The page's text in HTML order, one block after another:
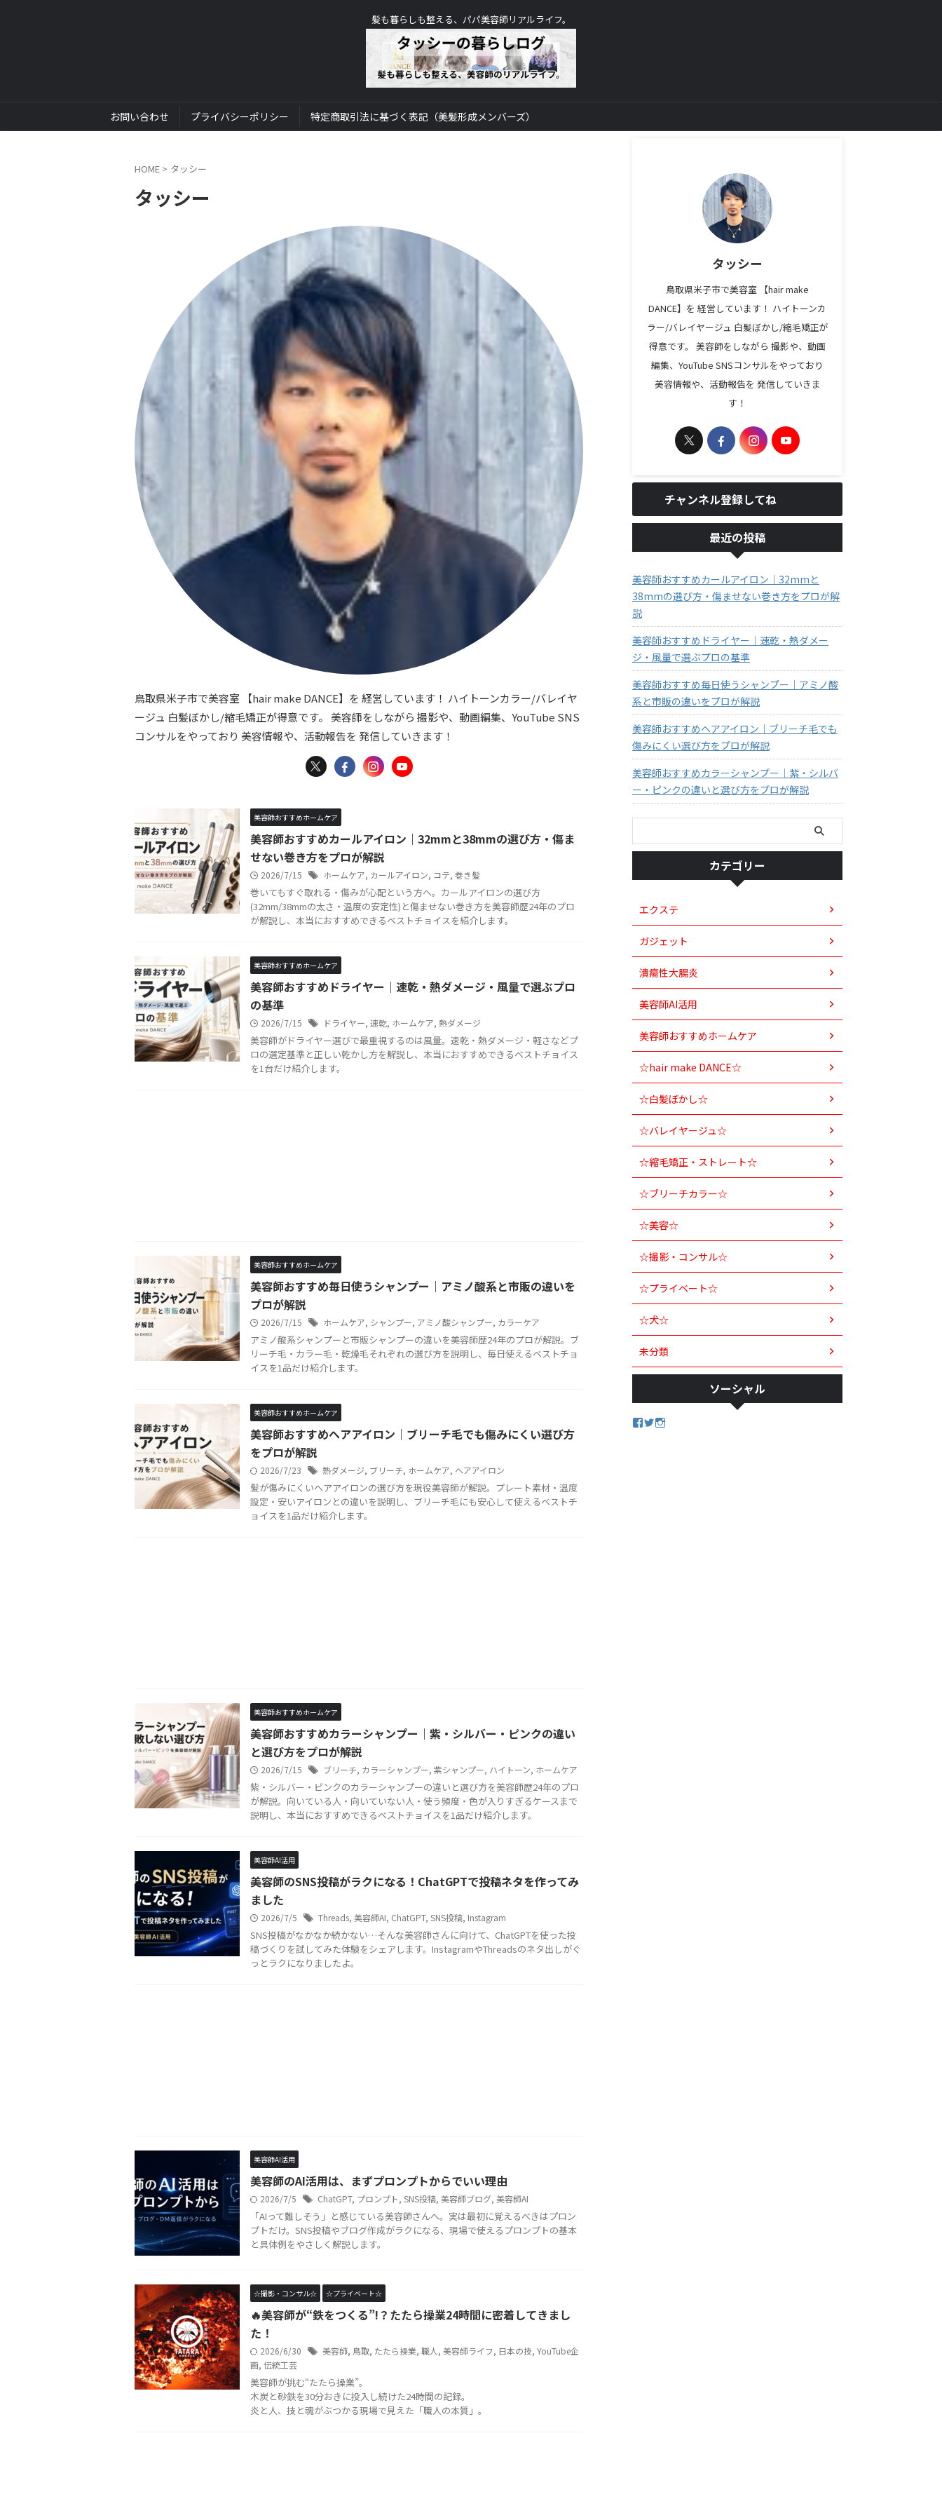
髪も暮らしも整える、パパ美容師リアルライフ。
お問い合わせ プライバシーポリシー 特定商取引法に基づく表記（美髪形成メンバーズ）
HOME > タッシー
タッシー
鳥取県米子市で美容室 【hair make DANCE】を 経営しています！ ハイトーンカラー/バレイヤ
ージュ 白髪ぼかし/縮毛矯正が得意です。 美容師をしながら 撮影や、動画編集、YouTube SNS
コンサルをやっており 美容情報や、活動報告を 発信していきます！
美容師おすすめホームケア
美容師おすすめカールアイロン｜32mmと38mmの選び方・傷ま
せない巻き方をプロが解説
2026/7/15 ホームケア, カールアイロン, コテ, 巻き髪
巻いてもすぐ取れる・傷みが心配という方へ。カールアイロンの選び方
(32mm/38mmの太さ・温度の安定性)と傷ませない巻き方を美容師歴24年のプロ
が解説し、本当におすすめできるベストチョイスを紹介します。
美容師おすすめホームケア
美容師おすすめドライヤー｜速乾・熱ダメージ・風量で選ぶプロ
の基準
2026/7/15 ドライヤー, 速乾, ホームケア, 熱ダメージ
美容師がドライヤー選びで最重視するのは風量。速乾・熱ダメージ・軽さなどプ
ロの選定基準と正しい乾かし方を解説し、本当におすすめできるベストチョイス
を1台だけ紹介します。
美容師おすすめホームケア
美容師おすすめ毎日使うシャンプー｜アミノ酸系と市販の違いを
プロが解説
2026/7/15 ホームケア, シャンプー, アミノ酸シャンプー, カラーケア
アミノ酸系シャンプーと市販シャンプーの違いを美容師歴24年のプロが解説。ブ
リーチ毛・カラー毛・乾燥毛それぞれの選び方を説明し、毎日使えるベストチョ
イスを1品だけ紹介します。
美容師おすすめホームケア
美容師おすすめヘアアイロン｜ブリーチ毛でも傷みにくい選び方
をプロが解説
2026/7/23 熱ダメージ, ブリーチ, ホームケア, ヘアアイロン
髪が傷みにくいヘアアイロンの選び方を現役美容師が解説。プレート素材・温度
設定・安いアイロンとの違いを説明し、ブリーチ毛にも安心して使えるベストチ
ョイスを1品だけ紹介します。
美容師おすすめホームケア
美容師おすすめカラーシャンプー｜紫・シルバー・ピンクの違い
と選び方をプロが解説
2026/7/15 ブリーチ, カラーシャンプー, 紫シャンプー, ハイトーン, ホームケア
紫・シルバー・ピンクのカラーシャンプーの違いと選び方を美容師歴24年のプロ
が解説。向いている人・向いていない人・使う頻度・色が入りすぎるケースまで
説明し、本当におすすめできるベストチョイスを1品だけ紹介します。
美容師AI活用
美容師のSNS投稿がラクになる！ChatGPTで投稿ネタを作ってみ
ました
2026/7/5 Threads, 美容師AI, ChatGPT, SNS投稿, Instagram
SNS投稿がなかなか続かない…そんな美容師さんに向けて、ChatGPTを使った投
稿づくりを試してみた体験をシェアします。InstagramやThreadsのネタ出しがぐ
っとラクになりましたよ。
美容師AI活用
美容師のAI活用は、まずプロンプトからでいい理由
2026/7/5 ChatGPT, プロンプト, SNS投稿, 美容師ブログ, 美容師AI
「AIって難しそう」と感じている美容師さんへ。実は最初に覚えるべきはプロン
プトだけ。SNS投稿やブログ作成がラクになる、現場で使えるプロンプトの基本
と具体例をやさしく解説します。
☆撮影・コンサル☆ ☆プライベート☆
🔥美容師が“鉄をつくる”!？たたら操業24時間に密着してきまし
た！
2026/6/30 美容師, 鳥取, たたら操業, 職人 , 美容師ライフ, 日本の技, YouTube企
画, 伝統工芸
美容師が挑む“たたら操業”。
木炭と砂鉄を30分おきに投入し続けた24時間の記録。
炎と人、技と魂がぶつかる現場で見えた「職人の本質」。
タッシー
鳥取県米子市で美容室 【hair make
DANCE】を 経営しています！ ハイトーンカ
ラー/バレイヤージュ 白髪ぼかし/縮毛矯正が
得意です。 美容師をしながら 撮影や、動画
編集、YouTube SNSコンサルをやっており
美容情報や、活動報告を 発信していきま
す！
チャンネル登録してね
最近の投稿
美容師おすすめカールアイロン｜32mmと
38mmの選び方・傷ませない巻き方をプロが解
説
美容師おすすめドライヤー｜速乾・熱ダメー
ジ・風量で選ぶプロの基準
美容師おすすめ毎日使うシャンプー｜アミノ酸
系と市販の違いをプロが解説
美容師おすすめヘアアイロン｜ブリーチ毛でも
傷みにくい選び方をプロが解説
美容師おすすめカラーシャンプー｜紫・シルバ
ー・ピンクの違いと選び方をプロが解説
カテゴリー
エクステ
ガジェット
潰瘍性大腸炎
美容師AI活用
美容師おすすめホームケア
☆hair make DANCE☆
☆白髪ぼかし☆
☆バレイヤージュ☆
☆縮毛矯正・ストレート☆
☆ブリーチカラー☆
☆美容☆
☆撮影・コンサル☆
☆プライベート☆
☆犬☆
未分類
ソーシャル